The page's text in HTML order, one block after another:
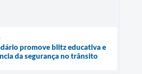
promove blitz educativa e
da segurança no trânsito